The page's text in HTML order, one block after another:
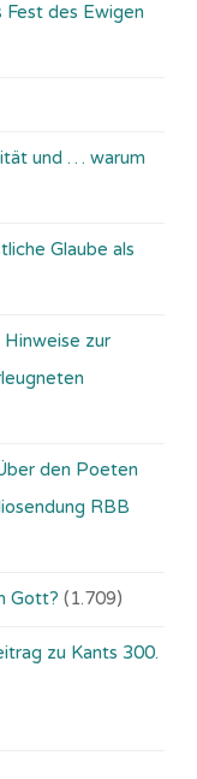
Fest des Ewigen
und … warum
Glaube als
zur
den Poeten
RBB
Gott? (1.709)
zu Kants 300.